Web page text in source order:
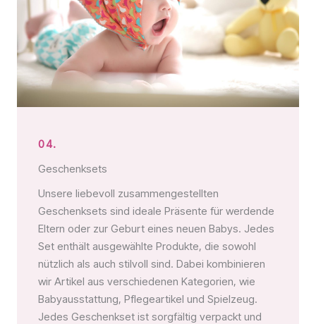
04.
Geschenksets
Unsere liebevoll zusammengestellten
Geschenksets sind ideale Präsente für werdende
Eltern oder zur Geburt eines neuen Babys. Jedes
Set enthält ausgewählte Produkte, die sowohl
nützlich als auch stilvoll sind. Dabei kombinieren
wir Artikel aus verschiedenen Kategorien, wie
Babyausstattung, Pflegeartikel und Spielzeug.
Jedes Geschenkset ist sorgfältig verpackt und